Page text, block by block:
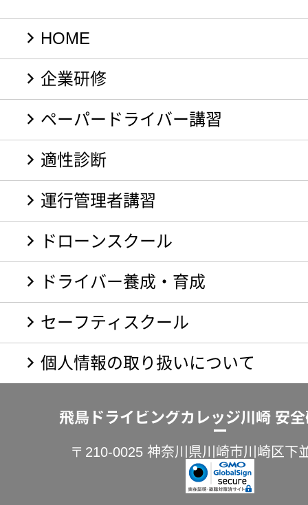
HOME
企業研修
ペーパードライバー講習
適性診断
運行管理者講習
ドローンスクール
ドライバー養成・育成
セーフティスクール
個人情報の取り扱いについて
飛鳥ドライビングカレッジ川崎 安
ー
〒210-0025 神奈川県川崎市川崎区下